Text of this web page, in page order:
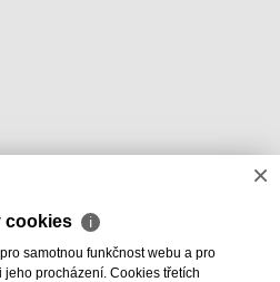
×
cookies ℹ
samotnou funkčnost webu a pro
procházení. Cookies třetích